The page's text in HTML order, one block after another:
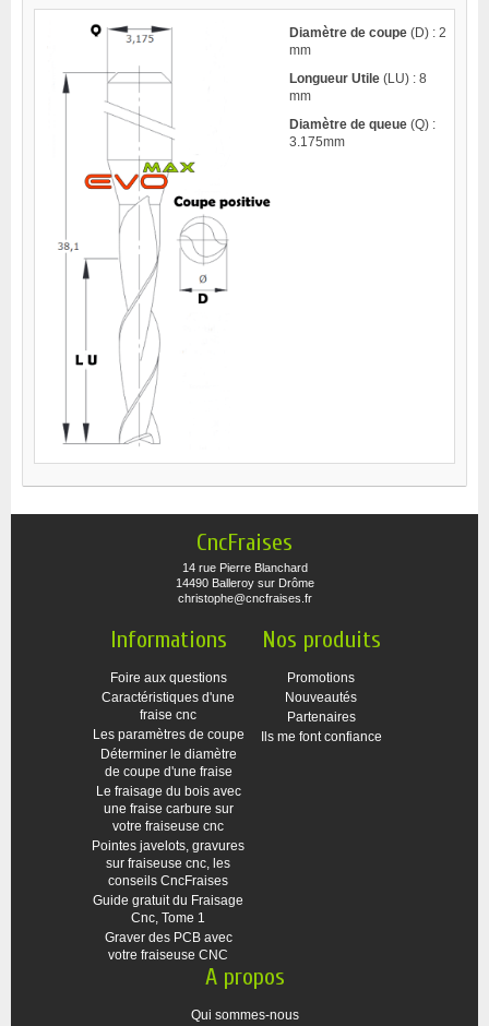
Diamètre de coupe (D) : 2
mm
Longueur Utile (LU) : 8
mm
Diamètre de queue (Q) :
3.175mm
CncFraises
14 rue Pierre Blanchard
14490 Balleroy sur Drôme
christophe@cncfraises.fr
Informations
Foire aux questions
Caractéristiques d'une
fraise cnc
Les paramètres de coupe
Déterminer le diamètre
de coupe d'une fraise
Le fraisage du bois avec
une fraise carbure sur
votre fraiseuse cnc
Pointes javelots, gravures
sur fraiseuse cnc, les
conseils CncFraises
Guide gratuit du Fraisage
Cnc, Tome 1
Graver des PCB avec
votre fraiseuse CNC
Nos produits
Promotions
Nouveautés
Partenaires
Ils me font confiance
A propos
Qui sommes-nous